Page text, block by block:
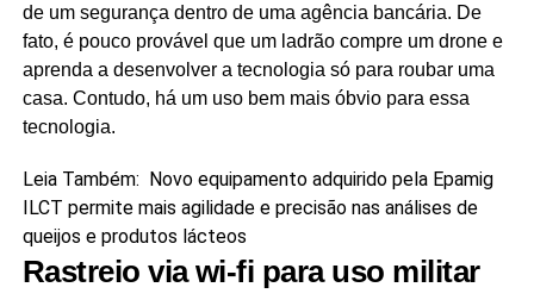
de um segurança dentro de uma agência bancária. De
fato, é pouco provável que um ladrão compre um drone e
aprenda a desenvolver a tecnologia só para roubar uma
casa. Contudo, há um uso bem mais óbvio para essa
tecnologia.
Leia Também: Novo equipamento adquirido pela Epamig
ILCT permite mais agilidade e precisão nas análises de
queijos e produtos lácteos
Rastreio via wi-fi para uso militar